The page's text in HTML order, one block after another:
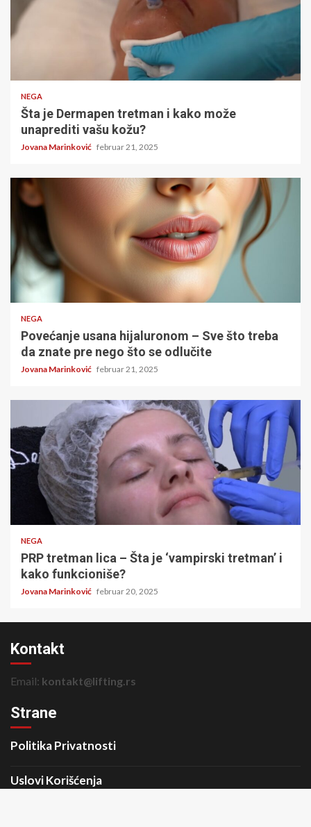
NEGA
Šta je Dermapen tretman i kako može
unaprediti vašu kožu?
Jovana Marinković februar 21, 2025
4 minuta čitanja
NEGA
Povećanje usana hijaluronom – Sve što treba
da znate pre nego što se odlučite
Jovana Marinković februar 21, 2025
4 minuta čitanja
NEGA
PRP tretman lica – Šta je ‘vampirski tretman’ i
kako funkcioniše?
Jovana Marinković februar 20, 2025
Kontakt
Email: kontakt@lifting.rs
Strane
Politika Privatnosti
Uslovi Korišćenja